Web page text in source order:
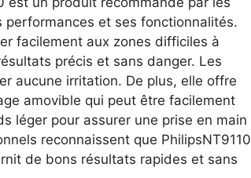
et ses fonctionnalités.
facilement aux zones difficiles à
précis et sans danger. Les
aucune irritation. De plus, elle offre
amovible qui peut être facilement
léger pour assurer une prise en main
reconnaissent que PhilipsNT9110
de bons résultats rapides et sans